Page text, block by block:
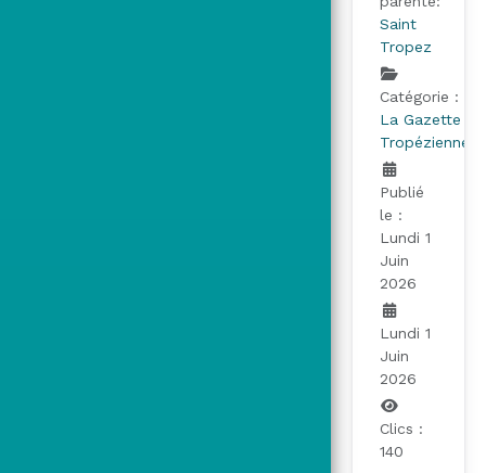
Saint
Tropez
Catégorie :
La Gazette
Tropézienne
Publié
le :
Lundi 1
Juin
2026
Lundi 1
Juin
2026
Clics :
140